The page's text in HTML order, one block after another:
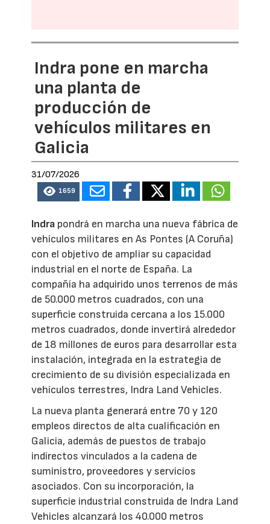
Indra pone en marcha
una planta de
producción de
vehículos militares en
Galicia
31/07/2026
1659
Indra pondrá en marcha una nueva fábrica de
vehículos militares en As Pontes (A Coruña)
con el objetivo de ampliar su capacidad
industrial en el norte de España. La
compañía ha adquirido unos terrenos de más
de 50.000 metros cuadrados, con una
superficie construida cercana a los 15.000
metros cuadrados, donde invertirá alrededor
de 18 millones de euros para desarrollar esta
instalación, integrada en la estrategia de
crecimiento de su división especializada en
vehículos terrestres, Indra Land Vehicles.
La nueva planta generará entre 70 y 120
empleos directos de alta cualificación en
Galicia, además de puestos de trabajo
indirectos vinculados a la cadena de
suministro, proveedores y servicios
asociados. Con su incorporación, la
superficie industrial construida de Indra Land
Vehicles alcanzará los 40.000 metros